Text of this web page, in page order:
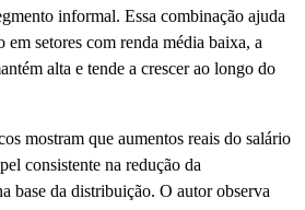
informal. Essa combinação ajuda
setores com renda média baixa, a
alta e tende a crescer ao longo do
mostram que aumentos reais do salário
consistente na redução da
base da distribuição. O autor observa